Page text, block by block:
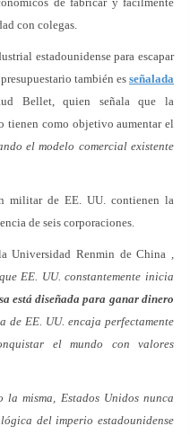
con colegas.
estadounidense para escapar
también es señalada
Bellet, quien señala que la
tienen como objetivo aumentar el
el modelo comercial existente
militar de EE. UU. contienen la
de seis corporaciones.
Universidad Renmin de China ,
EE. UU. constantemente inicia
está diseñada para ganar dinero
de EE. UU. encaja perfectamente
el mundo con valores
misma, Estados Unidos nunca
del imperio estadounidense